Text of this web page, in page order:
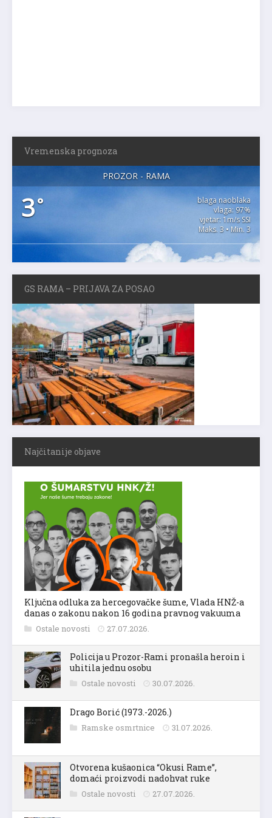
Vremenska prognoza
PROZOR - RAMA
3°
blaga naoblaka
vlaga: 97%
vjetar: 1m/s SSI
Maks. 3 • Min. 3
GS RAMA – PRIJAVA ZA POSAO
Najčitanije objave
Ključna odluka za hercegovačke šume, Vlada HNŽ-a
danas o zakonu nakon 16 godina pravnog vakuuma
Ostale novosti 27.07.2026.
Policija u Prozor-Rami pronašla heroin i
uhitila jednu osobu
Ostale novosti 30.07.2026.
Drago Borić (1973.-2026.)
Ramske osmrtnice 31.07.2026.
Otvorena kušaonica “Okusi Rame”,
domaći proizvodi nadohvat ruke
Ostale novosti 27.07.2026.